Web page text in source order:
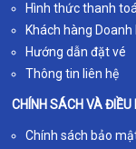
Hình thức thanh
Khách hàng Doanh
Hướng dẫn đặt vé
Thông tin liên hệ
CHÍNH SÁCH VÀ ĐIỀU
Chính sách bảo